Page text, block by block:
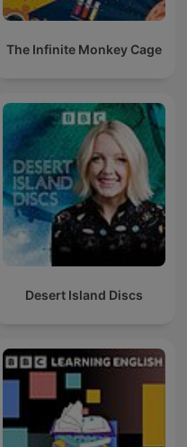
The Infinite Monkey Cage
Desert Island Discs